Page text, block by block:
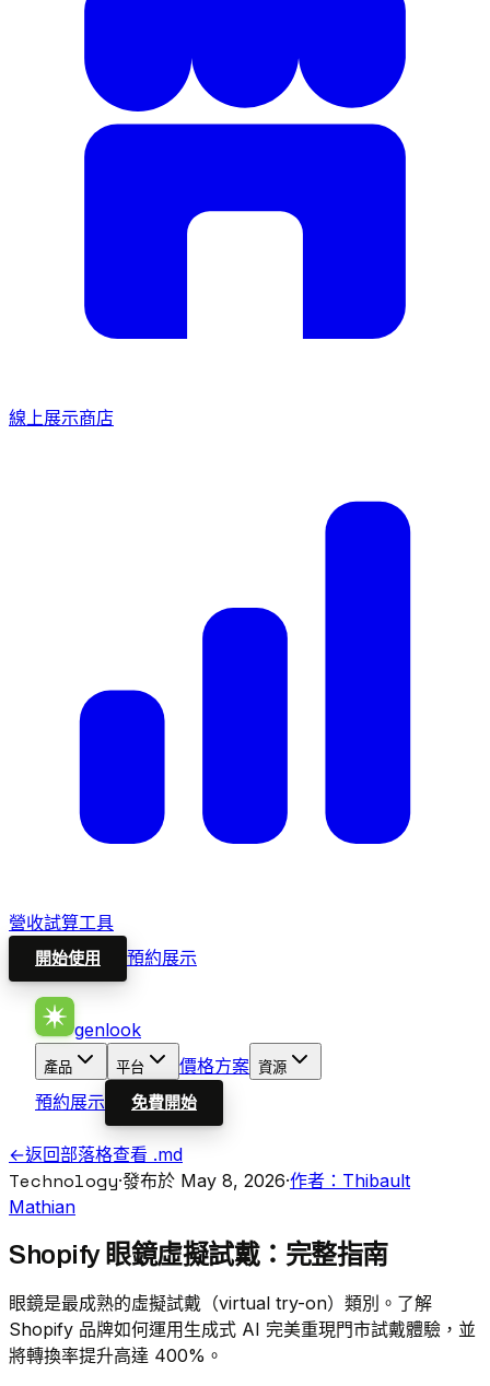
線上展示商店
營收試算工具
開始使用 預約展示
genlook
產品 平台 價格方案 資源
預約展示 免費開始
←返回部落格查看 .md
Technology·發布於 May 8, 2026·作者：Thibault
Mathian
Shopify 眼鏡虛擬試戴：完整指南
眼鏡是最成熟的虛擬試戴（virtual try-on）類別。了解
Shopify 品牌如何運用生成式 AI 完美重現門市試戴體驗，並
將轉換率提升高達 400%。